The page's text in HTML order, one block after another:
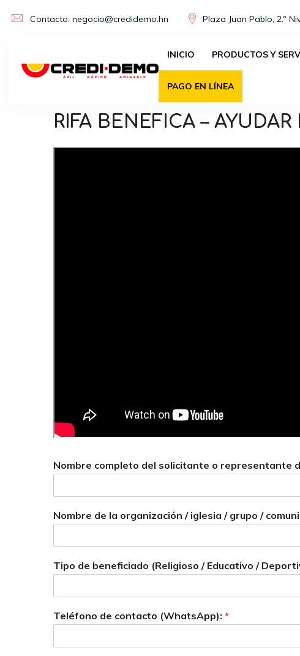
Contacto: negocio@credidemo.hn Plaza Juan Pablo, 2.º
INICIO PRODUCTOS Y
PAGO EN LÍNEA
RIFA BENEFICA –
Nombre completo del solicitante o representante
Nombre de la organización / iglesia / grupo /
Tipo de beneficiado (Religioso / Educativo /
Teléfono de contacto (WhatsApp): *